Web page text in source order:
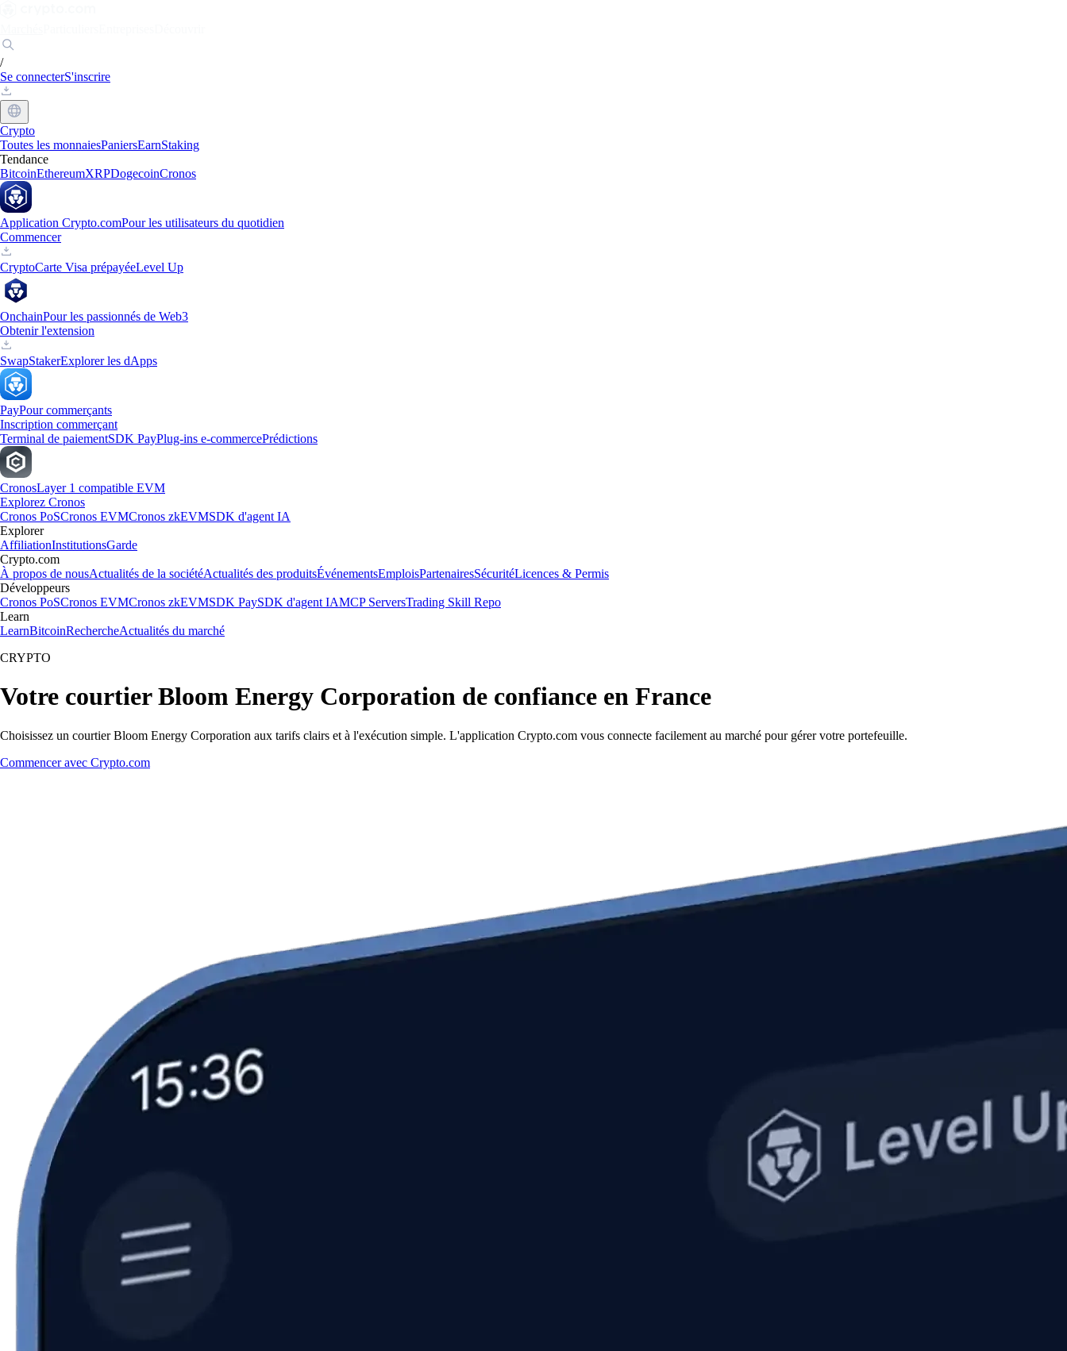
/
Se connecterS'inscrire
Crypto
Toutes les monnaiesPaniersEarnStaking
Tendance
BitcoinEthereumXRPDogecoinCronos
Application Crypto.comPour les utilisateurs du quotidien
Commencer
CryptoCarte Visa prépayéeLevel Up
OnchainPour les passionnés de Web3
Obtenir l'extension
SwapStakerExplorer les dApps
PayPour commerçants
Inscription commerçant
Terminal de paiementSDK PayPlug-ins e-commercePrédictions
CronosLayer 1 compatible EVM
Explorez Cronos
Cronos PoSCronos EVMCronos zkEVMSDK d'agent IA
Explorer
AffiliationInstitutionsGarde
Crypto.com
À propos de nousActualités de la sociétéActualités des produitsÉvénementsEmploisPartenairesSécuritéLicences & Permis
Développeurs
Cronos PoSCronos EVMCronos zkEVMSDK PaySDK d'agent IAMCP ServersTrading Skill Repo
Learn
LearnBitcoinRechercheActualités du marché
CRYPTO
Votre courtier Bloom Energy Corporation de confiance en France
Choisissez un courtier Bloom Energy Corporation aux tarifs clairs et à l'exécution simple. L'application Crypto.com vous connecte facilement au marché pour gérer votre portefeuille.
Commencer avec Crypto.com